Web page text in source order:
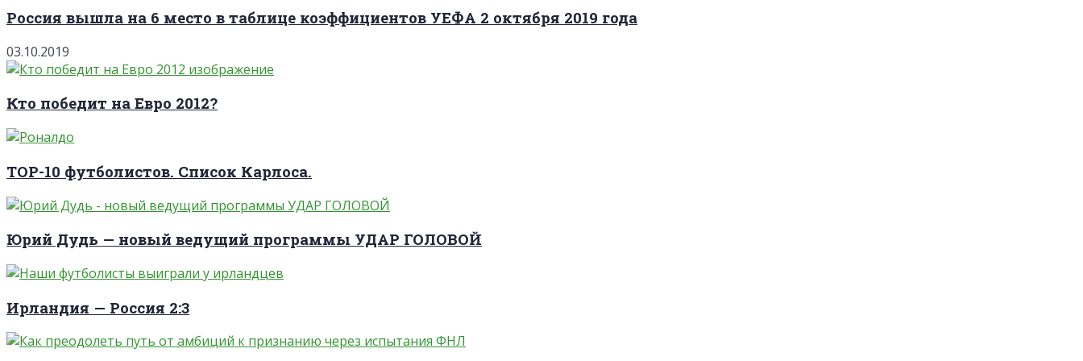
Россия вышла на 6 место в таблице коэффициентов УЕФА 2 октября 2019 года
03.10.2019
Кто победит на Евро 2012?
TOP-10 футболистов. Список Карлоса.
Юрий Дудь — новый ведущий программы УДАР ГОЛОВОЙ
Ирландия — Россия 2:3